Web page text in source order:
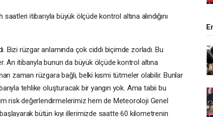
itibarıyla büyük ölçüde kontrol altına alındığını
Bizi rüzgar anlamında çok ciddi biçimde zorladı. Bu
An itibarıyla bunun da büyük ölçüde kontrol altına
zaman rüzgara bağlı, belki kısmi tütmeler olabilir. Bunlar
tehlike oluşturacak bir yangın yok. Ama tabii bu
risk değerlendirmelerimiz hem de Meteoroloji Genel
bütün kıyı illerimizde saatte 60 kilometrenin